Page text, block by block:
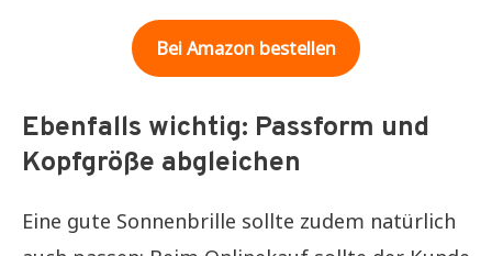
Bei Amazon bestellen
Ebenfalls wichtig: Passform und
Kopfgröße abgleichen
Eine gute Sonnenbrille sollte zudem natürlich